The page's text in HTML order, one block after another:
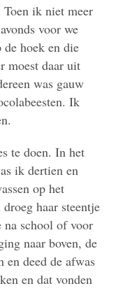
ik niet meer
voor we
de hoek en die
moest daar uit
was gauw
Ik
te doen. In het
ik dertien en
op het
haar steentje
na school of voor
naar boven, de
en deed de afwas
en dat vonden